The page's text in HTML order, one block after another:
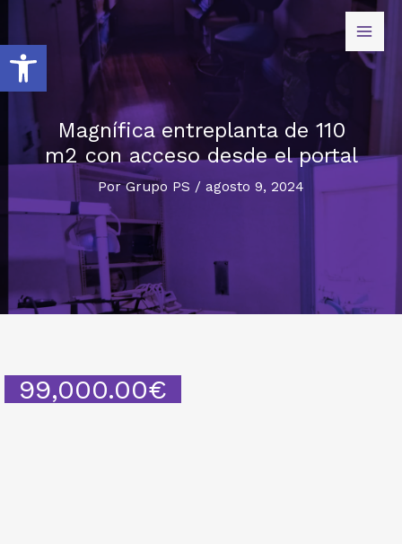
Abrir barra de herramientas
Magnífica entreplanta de 110
m2 con acceso desde el portal
PorGrupo PS / agosto 9, 2024
99,000.00€